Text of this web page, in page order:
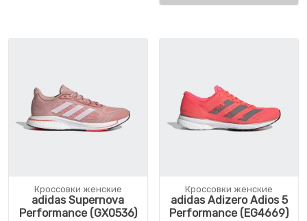
Кроссовки женские
adidas Supernova
Performance (GX0536)
Кроссовки женские
adidas Adizero Adios 5
Performance (EG4669)